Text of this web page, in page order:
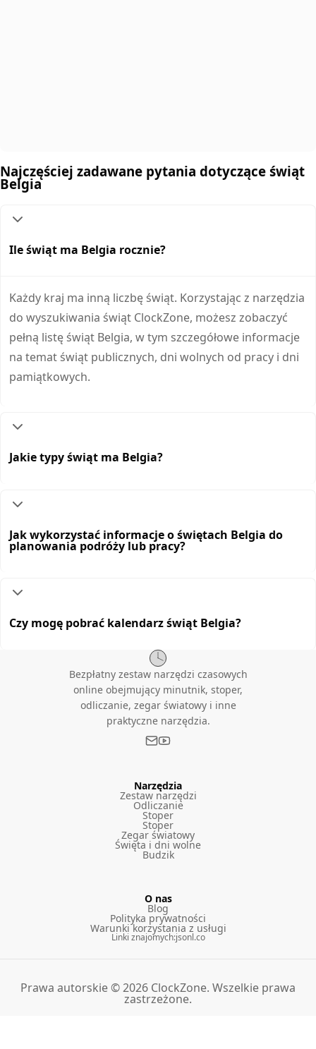
Najczęściej zadawane pytania dotyczące świąt
Belgia
Ile świąt ma Belgia rocznie?
Każdy kraj ma inną liczbę świąt. Korzystając z narzędzia
do wyszukiwania świąt ClockZone, możesz zobaczyć
pełną listę świąt Belgia, w tym szczegółowe informacje
na temat świąt publicznych, dni wolnych od pracy i dni
pamiątkowych.
Jakie typy świąt ma Belgia?
Jak wykorzystać informacje o świętach Belgia do
planowania podróży lub pracy?
Czy mogę pobrać kalendarz świąt Belgia?
Bezpłatny zestaw narzędzi czasowych
online obejmujący minutnik, stoper,
odliczanie, zegar światowy i inne
praktyczne narzędzia.
Narzędzia
Zestaw narzędzi
Odliczanie
Stoper
Stoper
Zegar światowy
Święta i dni wolne
Budzik
O nas
Blog
Polityka prywatności
Warunki korzystania z usługi
Linki znajomych:jsonl.co
Prawa autorskie © 2026 ClockZone. Wszelkie prawa
zastrzeżone.